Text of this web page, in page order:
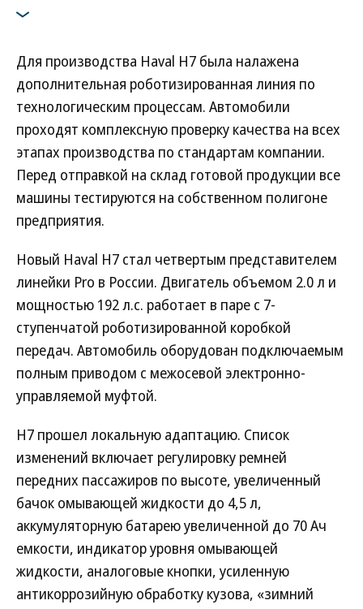
Для производства Haval H7 была налажена
дополнительная роботизированная линия по
технологическим процессам. Автомобили
проходят комплексную проверку качества на всех
этапах производства по стандартам компании.
Перед отправкой на склад готовой продукции все
машины тестируются на собственном полигоне
предприятия.
Новый Haval H7 стал четвертым представителем
линейки Pro в России. Двигатель объемом 2.0 л и
мощностью 192 л.с. работает в паре с 7-
ступенчатой роботизированной коробкой
передач. Автомобиль оборудован подключаемым
полным приводом с межосевой электронно-
управляемой муфтой.
H7 прошел локальную адаптацию. Список
изменений включает регулировку ремней
передних пассажиров по высоте, увеличенный
бачок омывающей жидкости до 4,5 л,
аккумуляторную батарею увеличенной до 70 Ач
емкости, индикатор уровня омывающей
жидкости, аналоговые кнопки, усиленную
антикоррозийную обработку кузова, «зимний